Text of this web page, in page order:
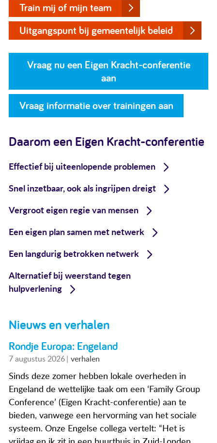
Train mij of mijn team
Uitgangspunt bij gemeentelijk beleid
Vraag nu een Eigen Kracht-conferentie
aan
Vraag informatie over trainingen aan
Daarom een Eigen Kracht-conferentie
Effectief bij uiteenlopende problemen
Snel inzetbaar, ook als ingrijpen dreigt
Vergroot eigen regie van mensen
Een eigen plan samen met netwerk
Een langdurig betrokken netwerk
Alternatief bij weerstand tegen
hulpverlening
Nieuws en verhalen
Rondje Europa: Engeland
7 augustus 2026 verhalen
Sinds deze zomer hebben lokale overheden in
Engeland de wettelijke taak om een ‘Family Group
Conference’ (Eigen Kracht-conferentie) aan te
bieden, vanwege een hervorming van het sociale
systeem. Onze Engelse collega vertelt: “Het is